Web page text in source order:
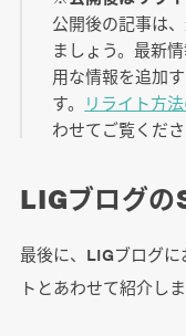
公開後の記事は
ましょう。最新
用な情報を追加
す。
リライト方
わせてご覧くださ
LIGブログの
最後に、LIGブログ
トとあわせて紹介しま